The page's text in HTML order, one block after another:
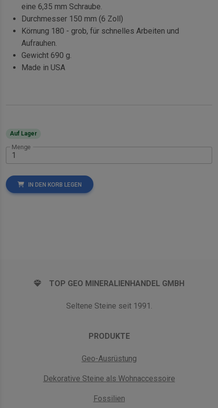
eine 6,35 mm Schraube.
Durchmesser 150 mm (6 Zoll)
Körnung 180 - grob, für schnelles Arbeiten und
Aufrauhen.
Gewicht 690 g.
Made in USA
Auf Lager
Menge
IN DEN KORB LEGEN
TOP GEO MINERALIENHANDEL GMBH
Seltene Steine seit 1991.
PRODUKTE
Geo-Ausrüstung
Dekorative Steine als Wohnaccessoire
Fossilien